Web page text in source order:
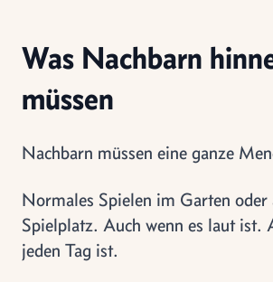
Was Nachbarn
müssen
Nachbarn müssen eine ganze
Normales Spielen im Garten oder
Spielplatz. Auch wenn es laut ist.
jeden Tag ist.